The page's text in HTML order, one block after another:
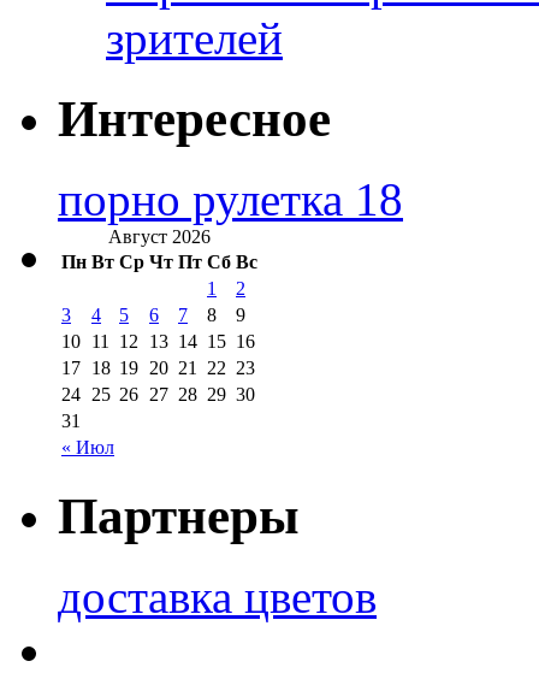
зрителей
Интересное
порно рулетка 18
Август 2026
Пн Вт Ср Чт Пт Сб Вс
« Июл
1
2
3
4 5 6 7 8
9
10 11 12 13 14 15 16
17 18 19 20 21 22 23
24 25 26 27 28 29 30
31
Партнеры
доставка цветов